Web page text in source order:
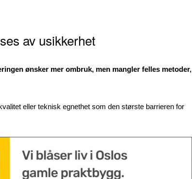
av usikkerhet
ønsker mer ombruk, men mangler felles metoder,
eller teknisk egnethet som den største barrieren for